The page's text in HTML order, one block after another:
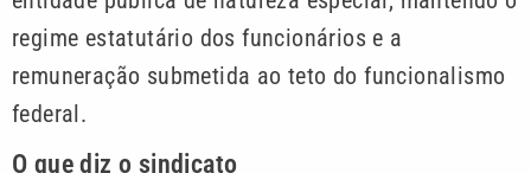
regime estatutário dos funcionários e a
remuneração submetida ao teto do funcionalismo
federal.
O que diz o sindicato